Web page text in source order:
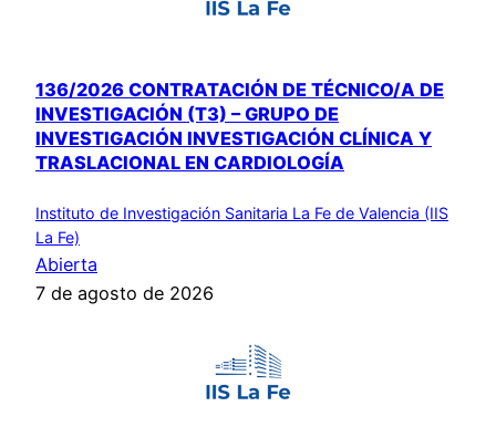
136/2026 CONTRATACIÓN DE TÉCNICO/A DE
INVESTIGACIÓN (T3) – GRUPO DE
INVESTIGACIÓN INVESTIGACIÓN CLÍNICA Y
TRASLACIONAL EN CARDIOLOGÍA
Instituto de Investigación Sanitaria La Fe de Valencia (IIS
La Fe)
Abierta
7 de agosto de 2026